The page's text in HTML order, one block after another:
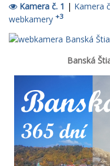
Kamera č. 1 | Kamera
webkamery +3
Banská